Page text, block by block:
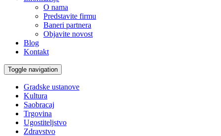
O nama
Predstavite firmu
Baneri partnera
Objavite novost
Blog
Kontakt
Toggle navigation
Gradske ustanove
Kultura
Saobracaj
Trgovina
Ugostiteljstvo
Zdravstvo